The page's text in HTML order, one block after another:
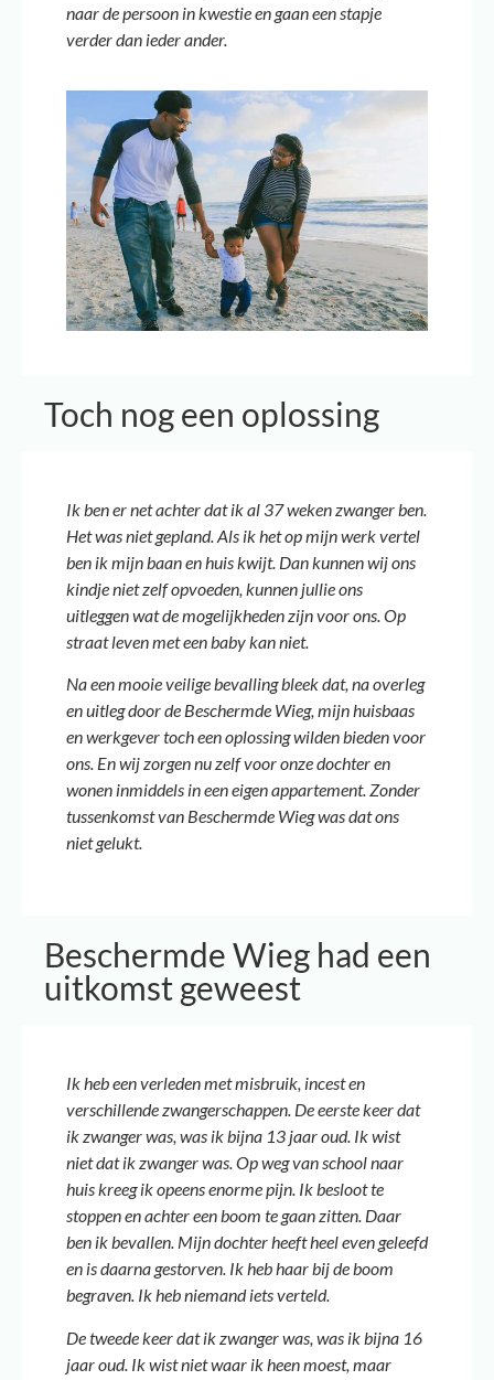
naar de persoon in kwestie en gaan een stapje
verder dan ieder ander.
Toch nog een oplossing
Ik ben er net achter dat ik al 37 weken zwanger ben.
Het was niet gepland. Als ik het op mijn werk vertel
ben ik mijn baan en huis kwijt. Dan kunnen wij ons
kindje niet zelf opvoeden, kunnen jullie ons
uitleggen wat de mogelijkheden zijn voor ons. Op
straat leven met een baby kan niet.
Na een mooie veilige bevalling bleek dat, na overleg
en uitleg door de Beschermde Wieg, mijn huisbaas
en werkgever toch een oplossing wilden bieden voor
ons. En wij zorgen nu zelf voor onze dochter en
wonen inmiddels in een eigen appartement. Zonder
tussenkomst van Beschermde Wieg was dat ons
niet gelukt.
Beschermde Wieg had een
uitkomst geweest
Ik heb een verleden met misbruik, incest en
verschillende zwangerschappen. De eerste keer dat
ik zwanger was, was ik bijna 13 jaar oud. Ik wist
niet dat ik zwanger was. Op weg van school naar
huis kreeg ik opeens enorme pijn. Ik besloot te
stoppen en achter een boom te gaan zitten. Daar
ben ik bevallen. Mijn dochter heeft heel even geleefd
en is daarna gestorven. Ik heb haar bij de boom
begraven. Ik heb niemand iets verteld.
De tweede keer dat ik zwanger was, was ik bijna 16
jaar oud. Ik wist niet waar ik heen moest, maar